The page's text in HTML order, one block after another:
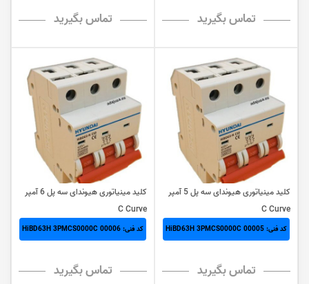
تماس بگیرید تماس بگیرید
کلید مینیاتوری هیوندای سه پل 5 آمپر
C Curve
کد فنی: HiBD63H 3PMCS0000C 00005
تماس بگیرید
کلید مینیاتوری هیوندای سه پل 6 آمپر
C Curve
کد فنی: HiBD63H 3PMCS0000C 00006
تماس بگیرید